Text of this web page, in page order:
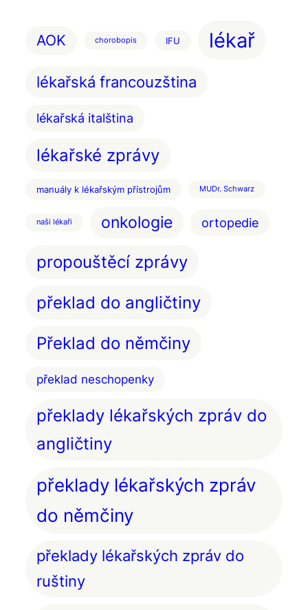
AOK chorobopis IFU lékař
lékařská francouzština
lékařská italština
lékařské zprávy
manuály k lékařským přístrojům MUDr. Schwarz
naši lékaři onkologie ortopedie
propouštěcí zprávy
překlad do angličtiny
Překlad do němčiny
překlad neschopenky
překlady lékařských zpráv do
angličtiny
překlady lékařských zpráv
do němčiny
překlady lékařských zpráv do
ruštiny